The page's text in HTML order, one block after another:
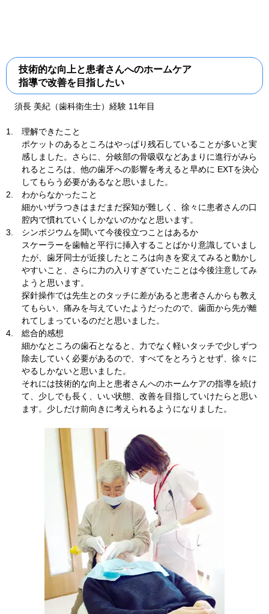
技術的な向上と患者さんへのホームケア
指導で改善を目指したい
須長 美紀（歯科衛生士）経験 11年目
1. 理解できたこと
ポケットのあるところはやっぱり残石していることが多いと実
感しました。さらに、分岐部の骨吸収などあまりに進行がみら
れるところは、他の歯牙への影響を考えると早めに EXTを決心
してもらう必要があるなと思いました。
2. わからなかったこと
細かいザラつきはまだまだ探知が難しく、徐々に患者さんの口
腔内で慣れていくしかないのかなと思います。
3. シンポジウムを聞いて今後役立つことはあるか
スケーラーを歯軸と平行に挿入することばかり意識していまし
たが、歯牙同士が近接したところは向きを変えてみると動かし
やすいこと、さらに力の入りすぎていたことは今後注意してみ
ようと思います。
探針操作では先生とのタッチに差があると患者さんからも教え
てもらい、痛みを与えていたようだったので、歯面から先が離
れてしまっているのだと思いました。
4. 総合的感想
細かなところの歯石となると、力でなく軽いタッチで少しずつ
除去していく必要があるので、すべてをとろうとせず、徐々に
やるしかないと思いました。
それには技術的な向上と患者さんへのホームケアの指導を続け
て、少しでも長く、いい状態、改善を目指していけたらと思い
ます。少しだけ前向きに考えられるようになりました。